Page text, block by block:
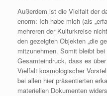
Außerdem ist die Vielfalt der
enorm: Ich habe mich (als
mehreren der Kulturkreise
den gezeigten Objekten „die
mitzunehmen. Somit bleibt
Gesamteindruck, dass es
Vielfalt kosmologischer
bei allen hier präsentierten
materiellen Dokumenten